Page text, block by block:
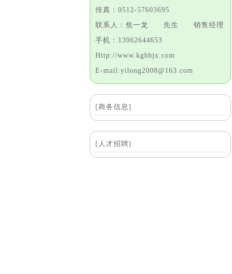
传真：0512-57603695
联系人：焦一龙 先生 销售经理
手机：13962644653
Http://www.kghbjx.com
E-mail:yilong2008@163.com
[商务信息]
[人才招聘]